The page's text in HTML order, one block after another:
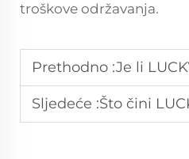
troškove održavanja.
Prethodno :Je li LUCKYBOND
Sljedeće :Što čini LUCKYBOND ACM